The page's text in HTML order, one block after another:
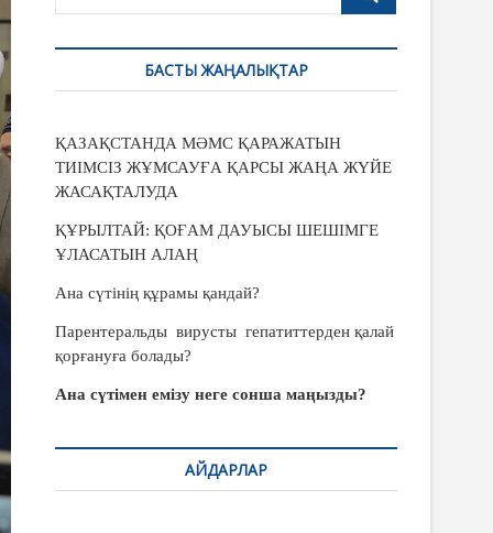
u
o
БАСТЫ ЖАҢАЛЫҚТАР
ҚАЗАҚСТАНДА МӘМС ҚАРАЖАТЫН
ТИІМСІЗ ЖҰМСАУҒА ҚАРСЫ ЖАҢА ЖҮЙЕ
ЖАСАҚТАЛУДА
ҚҰРЫЛТАЙ: ҚОҒАМ ДАУЫСЫ ШЕШІМГЕ
ҰЛАСАТЫН АЛАҢ
Ана сүтінің құрамы қандай?
Парентеральды вирусты гепатиттерден қалай
қорғануға болады?
Ана сүтімен емізу неге сонша маңызды?
АЙДАРЛАР